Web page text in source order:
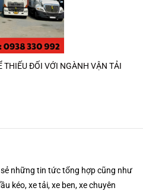
THIẾU ĐỐI VỚI NGÀNH VẬN TẢI
những tin tức tổng hợp cũng như
kéo, xe tải, xe ben, xe chuyên